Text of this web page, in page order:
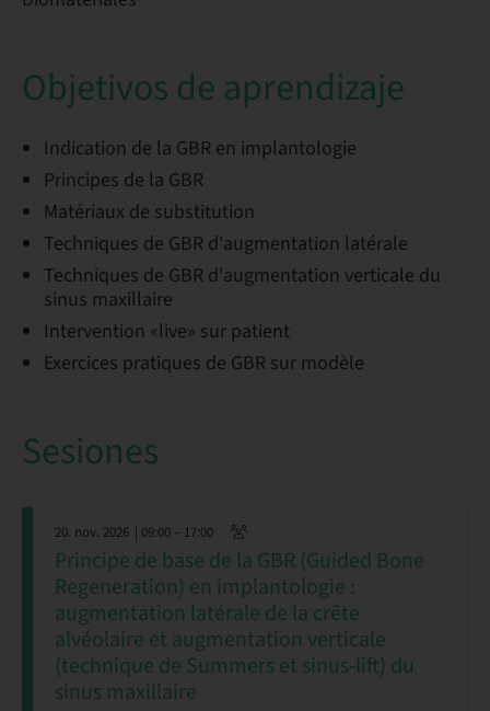
Objetivos de aprendizaje
Indication de la GBR en implantologie
Principes de la GBR
Matériaux de substitution
Techniques de GBR d'augmentation latérale
Techniques de GBR d'augmentation verticale du
sinus maxillaire
Intervention «live» sur patient
Exercices pratiques de GBR sur modèle
Sesiones
20. nov. 2026 | 09:00 – 17:00
Principe de base de la GBR (Guided Bone
Regeneration) en implantologie :
augmentation latérale de la crête
alvéolaire et augmentation verticale
(technique de Summers et sinus-lift) du
sinus maxillaire